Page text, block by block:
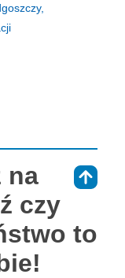
na
czy
to